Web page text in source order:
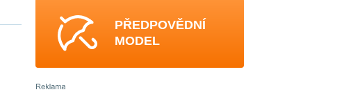
PŘEDPOVĚDNÍ
MODEL